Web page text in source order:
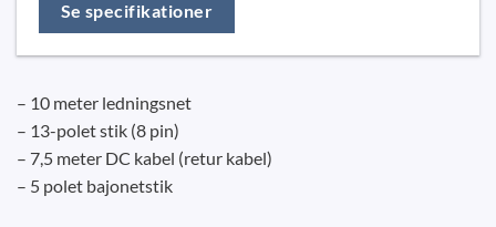
Se specifikationer
– 10 meter ledningsnet
– 13-polet stik (8 pin)
– 7,5 meter DC kabel (retur kabel)
– 5 polet bajonetstik